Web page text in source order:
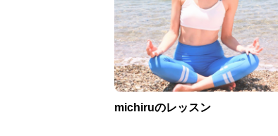
michiruのレッスン